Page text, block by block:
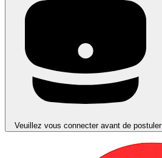
Veuillez vous connecter avant de postuler